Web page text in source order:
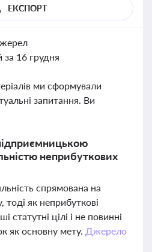
ЕКСПОРТ
за 16 грудня
ми сформували
запитання. Ви
неприбуткових
спрямована на
як неприбуткові
статутні цілі і не повинні
як основну мету. Джерело